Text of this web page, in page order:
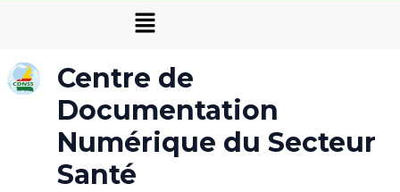
Menu
Centre de
Documentation
Numérique du Secteur
Santé